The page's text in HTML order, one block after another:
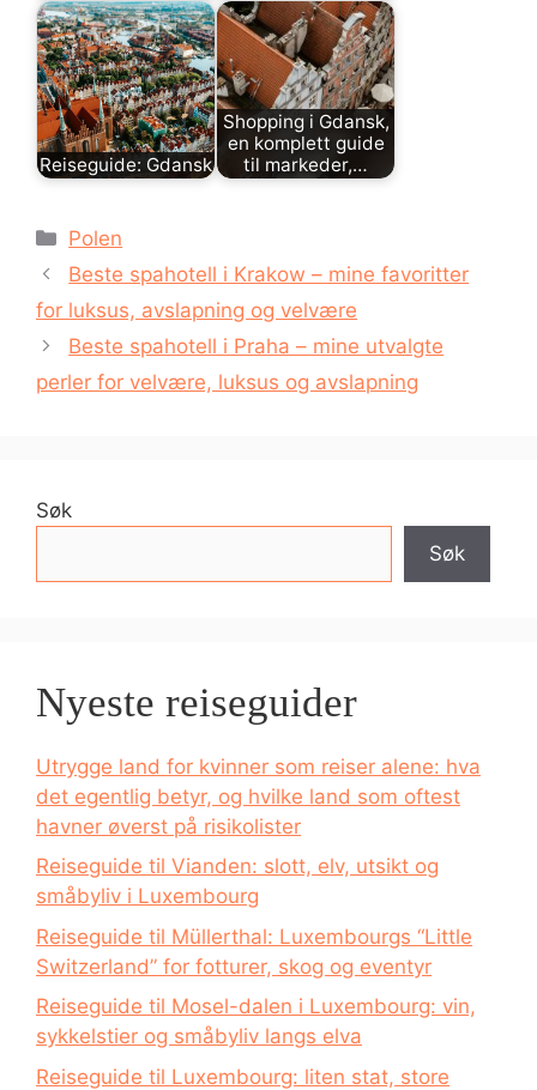
Reiseguide: Gdansk
Shopping i Gdansk,
en komplett guide
til markeder,…
Kategorier
Polen
Beste spahotell i Krakow – mine favoritter
for luksus, avslapning og velvære
Beste spahotell i Praha – mine utvalgte
perler for velvære, luksus og avslapning
Søk
Søk
Nyeste reiseguider
Utrygge land for kvinner som reiser alene: hva
det egentlig betyr, og hvilke land som oftest
havner øverst på risikolister
Reiseguide til Vianden: slott, elv, utsikt og
småbyliv i Luxembourg
Reiseguide til Müllerthal: Luxembourgs “Little
Switzerland” for fotturer, skog og eventyr
Reiseguide til Mosel-dalen i Luxembourg: vin,
sykkelstier og småbyliv langs elva
Reiseguide til Luxembourg: liten stat, store